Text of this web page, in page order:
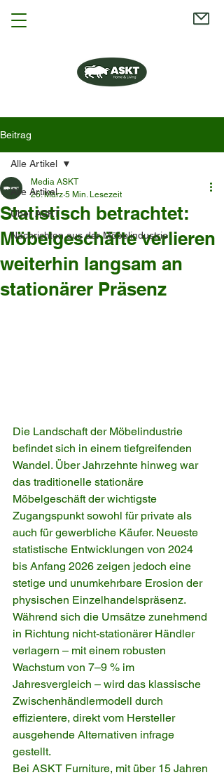
Beitrag
Alle Artikel
Über ASKT
Nachrichten aus der Möbelindustrie
Alle Artikel
Statistisch betrachtet:
Möbelgeschäfte verlieren
weiterhin langsam an
stationärer Präsenz
Media ASKT
26. März 5 Min. Lesezeit
Die Landschaft der Möbelindustrie
befindet sich in einem tiefgreifenden
Wandel. Über Jahrzehnte hinweg war
das traditionelle stationäre
Möbelgeschäft der wichtigste
Zugangspunkt sowohl für private als
auch für gewerbliche Käufer. Neueste
statistische Entwicklungen von 2024
bis Anfang 2026 zeigen jedoch eine
stetige und unumkehrbare Erosion der
physischen Einzelhandelspräsenz.
Während sich die Umsätze zunehmend
in Richtung nicht-stationärer Händler
verlagern – mit einem robusten
Wachstum von 7–9 % im
Jahresvergleich – wird das klassische
Zwischenhändlermodell durch
effizientere, direkt vom Hersteller
ausgehende Alternativen infrage
gestellt.
Bei ASKT Furniture, mit über 15 Jahren